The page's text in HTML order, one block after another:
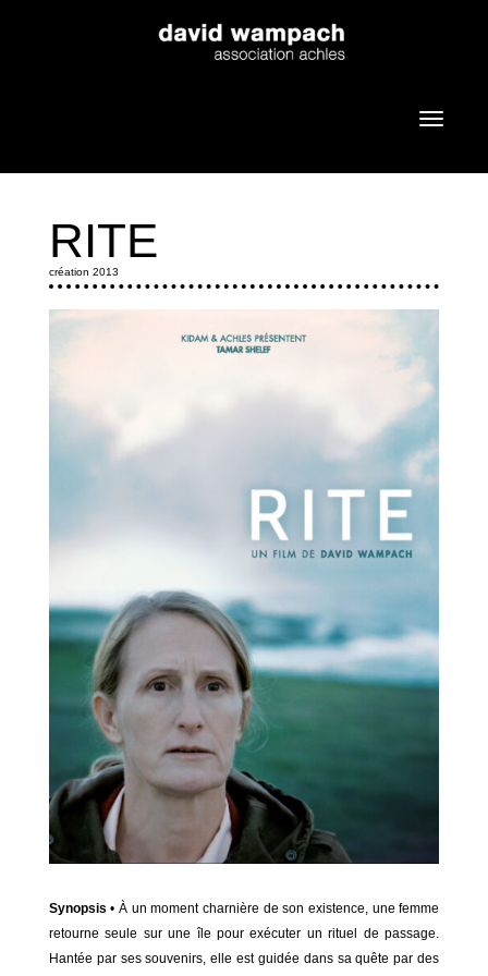
RITE
création 2013
Synopsis • À un moment charnière de son existence, une femme
retourne seule sur une île pour exécuter un rituel de passage.
Hantée par ses souvenirs, elle est guidée dans sa quête par des